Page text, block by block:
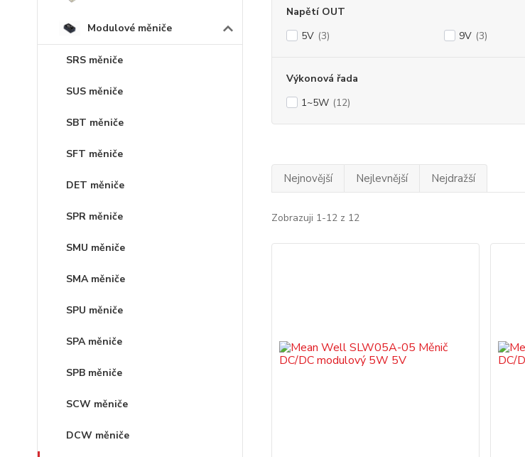
Modulové měniče
SRS měniče
SUS měniče
SBT měniče
SFT měniče
DET měniče
SPR měniče
SMU měniče
SMA měniče
SPU měniče
SPA měniče
SPB měniče
SCW měniče
DCW měniče
Napětí OUT
5V (3) 9V (3)
Výkonová řada
1~5W (12)
Nejnovější Nejlevnější Nejdražší
Zobrazuji 1-12 z 12